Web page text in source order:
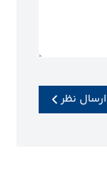
ارسال نظر